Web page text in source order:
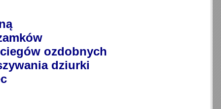
ozdobnych
dziurki